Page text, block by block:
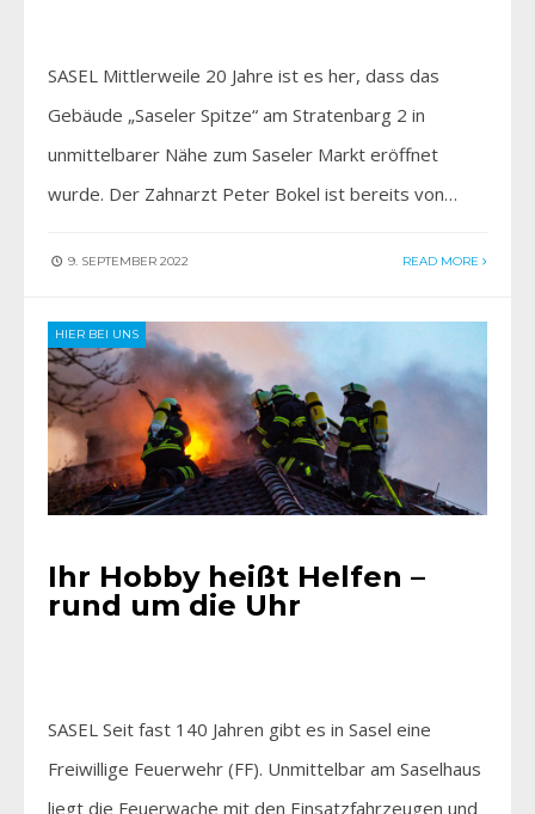
SASEL Mittlerweile 20 Jahre ist es her, dass das
Gebäude „Saseler Spitze“ am Stratenbarg 2 in
unmittelbarer Nähe zum Saseler Markt eröffnet
wurde. Der Zahnarzt Peter Bokel ist bereits von…
9. SEPTEMBER 2022 READ MORE
HIER BEI UNS
Ihr Hobby heißt Helfen –
rund um die Uhr
SASEL Seit fast 140 Jahren gibt es in Sasel eine
Freiwillige Feuerwehr (FF). Unmittelbar am Saselhaus
liegt die Feuerwache mit den Einsatzfahrzeugen und